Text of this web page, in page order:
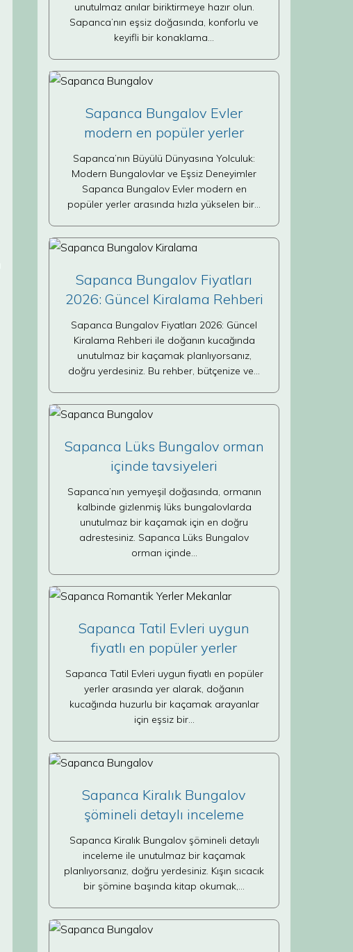
unutulmaz anılar biriktirmeye hazır olun.
Sapanca’nın eşsiz doğasında, konforlu ve
keyifli bir konaklama…
Sapanca Bungalov Evler
modern en popüler yerler
Sapanca’nın Büyülü Dünyasına Yolculuk:
Modern Bungalovlar ve Eşsiz Deneyimler
Sapanca Bungalov Evler modern en
popüler yerler arasında hızla yükselen bir…
Sapanca Bungalov Fiyatları
2026: Güncel Kiralama Rehberi
Sapanca Bungalov Fiyatları 2026: Güncel
Kiralama Rehberi ile doğanın kucağında
unutulmaz bir kaçamak planlıyorsanız,
doğru yerdesiniz. Bu rehber, bütçenize ve…
Sapanca Lüks Bungalov orman
içinde tavsiyeleri
Sapanca’nın yemyeşil doğasında, ormanın
kalbinde gizlenmiş lüks bungalovlarda
unutulmaz bir kaçamak için en doğru
adrestesiniz. Sapanca Lüks Bungalov
orman içinde…
Sapanca Tatil Evleri uygun
fiyatlı en popüler yerler
Sapanca Tatil Evleri uygun fiyatlı en popüler
yerler arasında yer alarak, doğanın
kucağında huzurlu bir kaçamak arayanlar
için eşsiz bir…
Sapanca Kiralık Bungalov
şömineli detaylı inceleme
Sapanca Kiralık Bungalov şömineli detaylı
inceleme ile unutulmaz bir kaçamak
planlıyorsanız, doğru yerdesiniz. Kışın sıcacık
bir şömine başında kitap okumak,…